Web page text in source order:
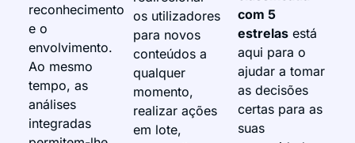
reconhecimento
e o
envolvimento.
Ao mesmo
tempo, as
análises
integradas
os utilizadores
para novos
conteúdos a
qualquer
momento,
realizar ações
em lote,
com 5
estrelas está
aqui para o
ajudar a tomar
as decisões
certas para as
suas